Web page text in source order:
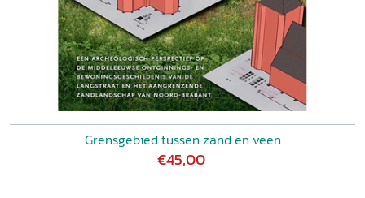
Grensgebied tussen zand en veen
€45,00